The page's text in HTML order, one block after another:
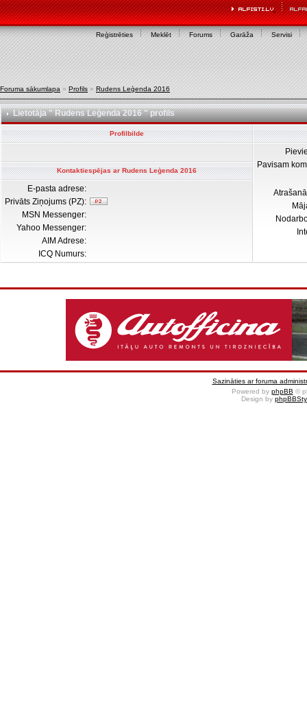
Reģistrēties Meklēt Forums Garāža Servisi
Foruma sākumlapa » Profils » Rudens Leģenda 2016
Lietotāja " Rudens Leģenda 2016 " profils
Profilbilde
Pavisam
Kontaktiespējas ar Rudens Leģenda 2016
E-pasta adrese:
Privāts Ziņojums (PZ):
MSN Messenger:
Yahoo Messenger:
AIM Adrese:
ICQ Numurs:
Sazināties ar foruma
Powered by phpBB ©
Design by